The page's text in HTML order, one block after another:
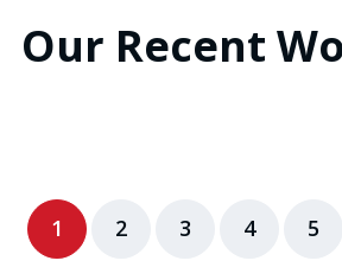
Our Recent
1 2 3 4 5